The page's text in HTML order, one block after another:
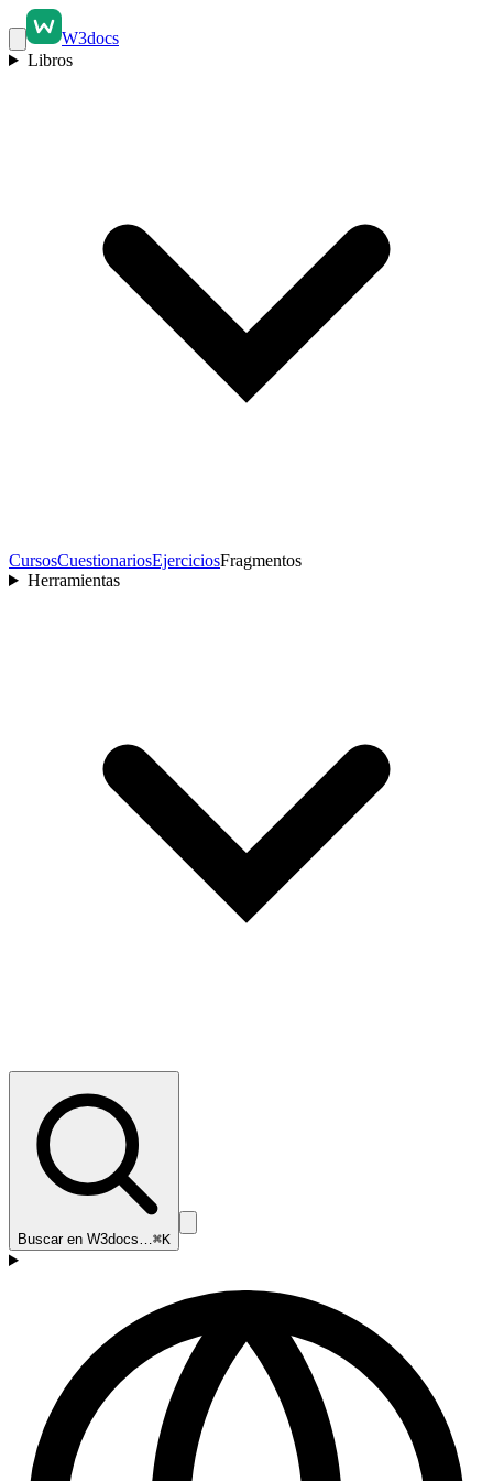
W3docs
Libros
CursosCuestionariosEjerciciosFragmentos
Herramientas
Buscar en W3docs…⌘K